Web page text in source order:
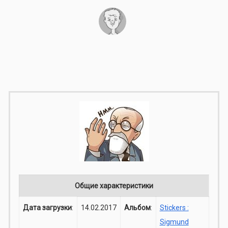
Общие характеристики
Дата загрузки: 14.02.2017 Альбом:
Stickers :
Sigmund